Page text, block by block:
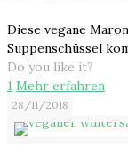
Diese vegane
Suppenschüssel
Do you like it?
1 Mehr erfahren
28/11/2018